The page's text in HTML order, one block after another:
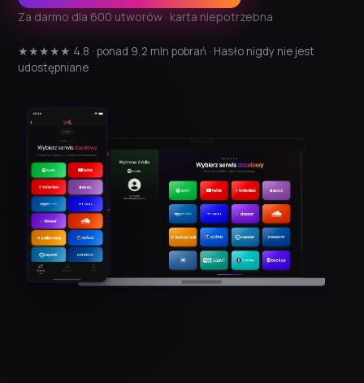
Za darmo dla 600 utworów · karta niepotrzebna
★★★★★ 4.8 · ponad 9,2 mln pobrań · Hasło nigdy nie jest
udostępniane